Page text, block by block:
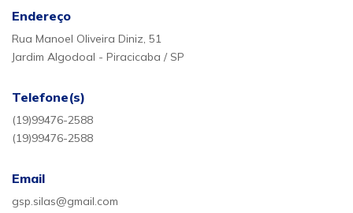
Endereço
Rua Manoel Oliveira Diniz, 51
Jardim Algodoal - Piracicaba / SP
Telefone(s)
(19)99476-2588
(19)99476-2588
Email
gsp.silas@gmail.com